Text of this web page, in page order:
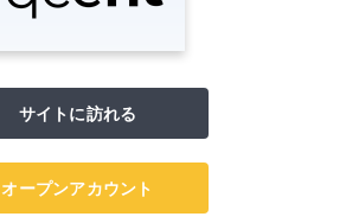
サイトに訪れる
オープンアカウント